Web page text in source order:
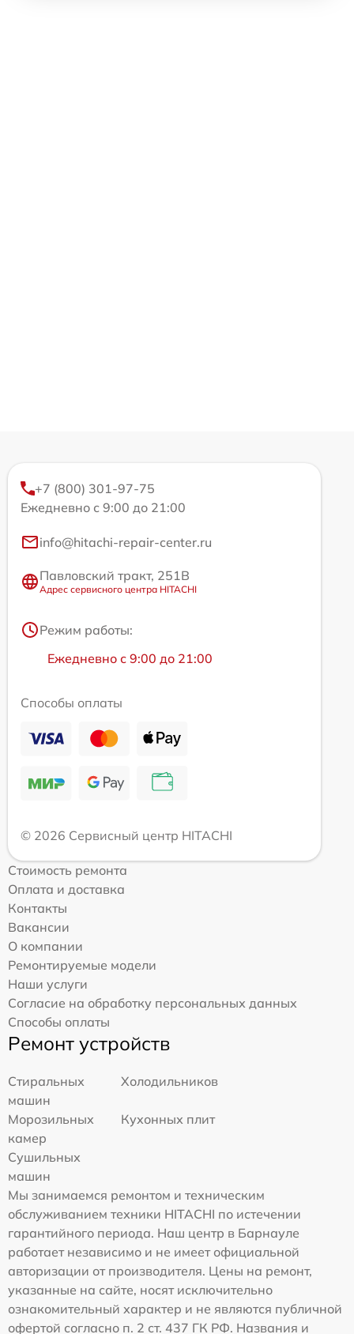
+7 (800) 301-97-75
Ежедневно с 9:00 до 21:00
info@hitachi-repair-center.ru
Павловский тракт, 251В
Адрес сервисного центра HITACHI
Режим работы:
Ежедневно с 9:00 до 21:00
Способы оплаты
© 2026 Сервисный центр HITACHI
Стоимость ремонта
Оплата и доставка
Контакты
Вакансии
О компании
Ремонтируемые модели
Наши услуги
Согласие на обработку персональных данных
Способы оплаты
Ремонт устройств
Стиральных
машин
Холодильников
Морозильных
камер
Кухонных плит
Сушильных
машин
Мы занимаемся ремонтом и техническим
обслуживанием техники HITACHI по истечении
гарантийного периода. Наш центр в Барнауле
работает независимо и не имеет официальной
авторизации от производителя. Цены на ремонт,
указанные на сайте, носят исключительно
ознакомительный характер и не являются публичной
офертой согласно п. 2 ст. 437 ГК РФ. Названия и